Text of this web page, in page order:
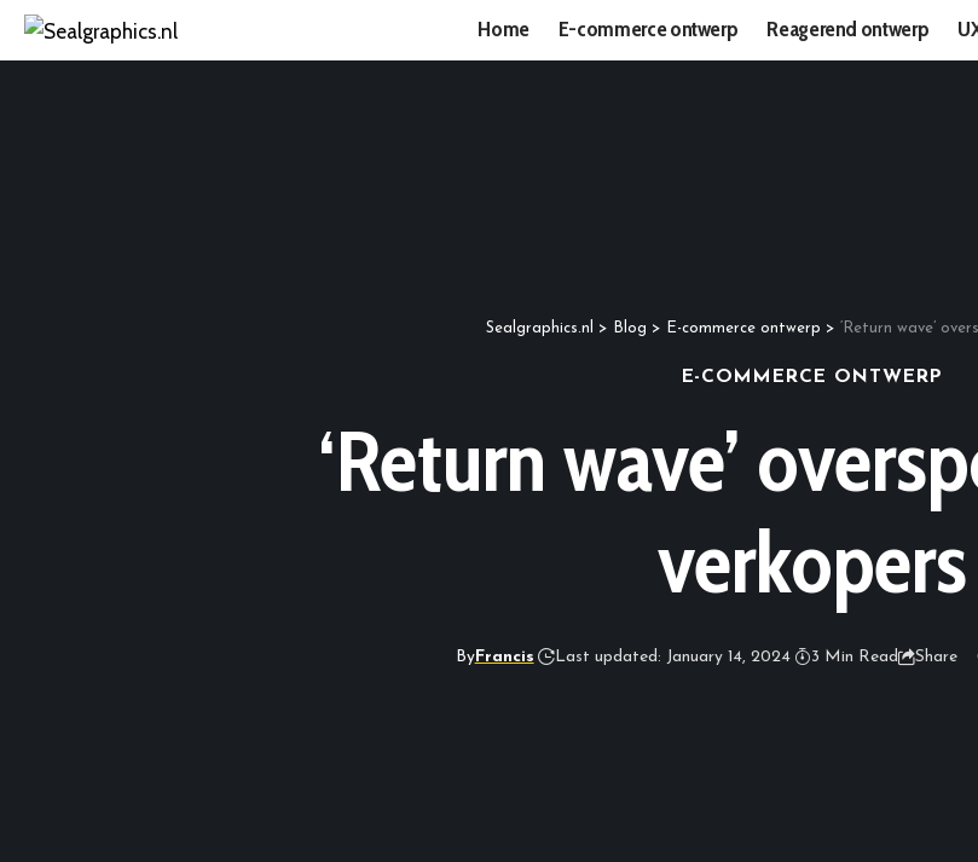
Home E-commerce ontwerp Reagerend ontwerp
Sealgraphics.nl > Blog > E-commerce ontwerp > ‘Return wave’
E-COMMERCE ONTWERP
‘Return wave’
verkopers
ByFrancis Last updated: January 14, 2024 3 Min Read Share